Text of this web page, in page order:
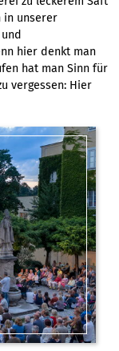
in unserer
hier denkt man
hat man Sinn für
vergessen: Hier